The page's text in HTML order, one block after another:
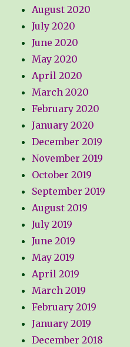
August 2020
July 2020
June 2020
May 2020
April 2020
March 2020
February 2020
January 2020
December 2019
November 2019
October 2019
September 2019
August 2019
July 2019
June 2019
May 2019
April 2019
March 2019
February 2019
January 2019
December 2018